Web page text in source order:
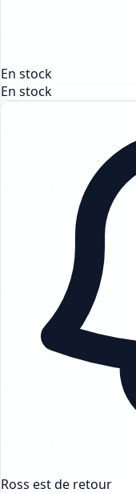
En stock
En stock
Ross est de retour